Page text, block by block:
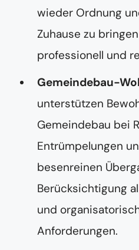
wieder Ordnung
Zuhause zu
professionell und
Gemeindebau-
unterstützen
Gemeindebau bei
Entrümpelungen
besenreinen
Berücksichtigung
und
Anforderungen.